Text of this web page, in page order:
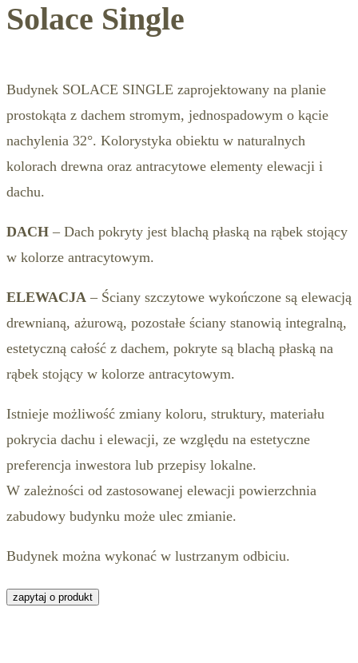
Solace Single
Budynek SOLACE SINGLE zaprojektowany na planie
prostokąta z dachem stromym, jednospadowym o kącie
nachylenia 32°. Kolorystyka obiektu w naturalnych
kolorach drewna oraz antracytowe elementy elewacji i
dachu.
DACH – Dach pokryty jest blachą płaską na rąbek stojący
w kolorze antracytowym.
ELEWACJA – Ściany szczytowe wykończone są elewacją
drewnianą, ażurową, pozostałe ściany stanowią integralną,
estetyczną całość z dachem, pokryte są blachą płaską na
rąbek stojący w kolorze antracytowym.
Istnieje możliwość zmiany koloru, struktury, materiału
pokrycia dachu i elewacji, ze względu na estetyczne
preferencja inwestora lub przepisy lokalne.
W zależności od zastosowanej elewacji powierzchnia
zabudowy budynku może ulec zmianie.
Budynek można wykonać w lustrzanym odbiciu.
zapytaj o produkt